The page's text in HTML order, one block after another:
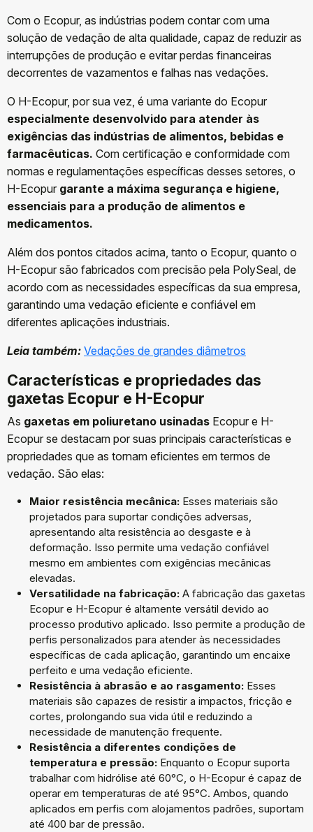
Com o Ecopur, as indústrias podem contar com uma
solução de vedação de alta qualidade, capaz de reduzir as
interrupções de produção e evitar perdas financeiras
decorrentes de vazamentos e falhas nas vedações.
O H-Ecopur, por sua vez, é uma variante do Ecopur
especialmente desenvolvido para atender às
exigências das indústrias de alimentos, bebidas e
farmacêuticas. Com certificação e conformidade com
normas e regulamentações específicas desses setores, o
H-Ecopur garante a máxima segurança e higiene,
essenciais para a produção de alimentos e
medicamentos.
Além dos pontos citados acima, tanto o Ecopur, quanto o
H-Ecopur são fabricados com precisão pela PolySeal, de
acordo com as necessidades específicas da sua empresa,
garantindo uma vedação eficiente e confiável em
diferentes aplicações industriais.
Leia também: Vedações de grandes diâmetros
Características e propriedades das
gaxetas Ecopur e H-Ecopur
As gaxetas em poliuretano usinadas Ecopur e H-
Ecopur se destacam por suas principais características e
propriedades que as tornam eficientes em termos de
vedação. São elas:
Maior resistência mecânica: Esses materiais são
projetados para suportar condições adversas,
apresentando alta resistência ao desgaste e à
deformação. Isso permite uma vedação confiável
mesmo em ambientes com exigências mecânicas
elevadas.
Versatilidade na fabricação: A fabricação das gaxetas
Ecopur e H-Ecopur é altamente versátil devido ao
processo produtivo aplicado. Isso permite a produção de
perfis personalizados para atender às necessidades
específicas de cada aplicação, garantindo um encaixe
perfeito e uma vedação eficiente.
Resistência à abrasão e ao rasgamento: Esses
materiais são capazes de resistir a impactos, fricção e
cortes, prolongando sua vida útil e reduzindo a
necessidade de manutenção frequente.
Resistência a diferentes condições de
temperatura e pressão: Enquanto o Ecopur suporta
trabalhar com hidrólise até 60°C, o H-Ecopur é capaz de
operar em temperaturas de até 95°C. Ambos, quando
aplicados em perfis com alojamentos padrões, suportam
até 400 bar de pressão.